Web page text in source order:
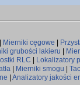
Mierniki cęgowe
grubości lakieru
RLC
Lokalizatory
Mierniki smogu
Analizatory jakości